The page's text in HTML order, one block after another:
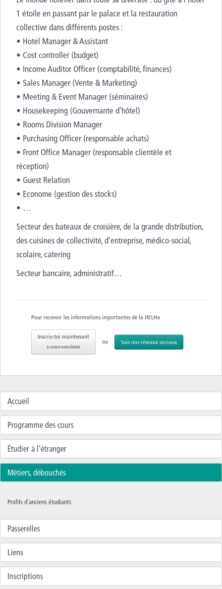
1 étoile en passant par le palace et la restauration
collective dans différents postes :
• Hotel Manager & Assistant
• Cost controller (budget)
• Income Auditor Officer (comptabilité, finances)
• Sales Manager (Vente & Marketing)
• Meeting & Event Manager (séminaires)
• Housekeeping (Gouvernante d’hôtel)
• Rooms Division Manager
• Purchasing Officer (responsable achats)
• Front Office Manager (responsable clientèle et
réception)
• Guest Relation
• Econome (gestion des stocks)
• …
Secteur des bateaux de croisière, de la grande distribution,
des cuisines de collectivité, d’entreprise, médico-social,
scolaire, catering
Secteur bancaire, administratif…
Pour recevoir les informations importantes de la HELHa
Inscris-toi maintenant
à notre newsletter
ou Suis nos réseaux sociaux
Accueil
Programme des cours
Étudier à l’étranger
Métiers, débouchés
Profils d’anciens étudiants
Passerelles
Liens
Inscriptions